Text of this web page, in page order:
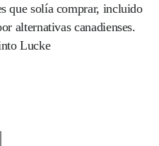
que solía comprar, incluido
alternativas canadienses.
Lucke